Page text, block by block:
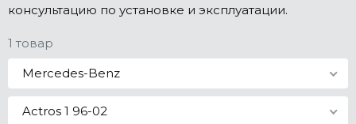
консультацию по установке и эксплуатации.
1 товар
Mercedes-Benz
Actros 1 96-02